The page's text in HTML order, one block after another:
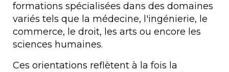
formations spécialisées dans des domaines
variés tels que la médecine, l'ingénierie, le
commerce, le droit, les arts ou encore les
sciences humaines.
Ces orientations reflètent à la fois la